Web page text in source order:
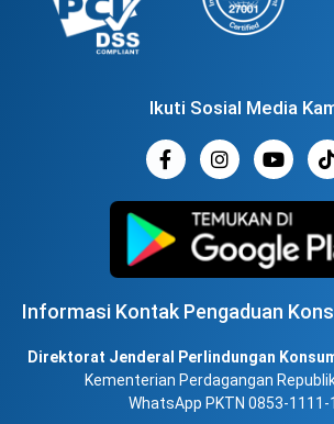
Ikuti Sosial Media
Informasi Kontak Pengaduan
Direktorat Jenderal Perlindungan
Kementerian Perdagangan
WhatsApp PKTN 0853-1111-